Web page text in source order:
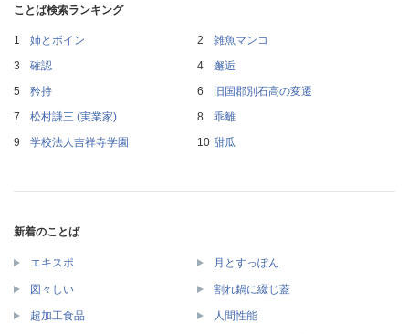
ことば検索ランキング
姉とボイン
雑魚マンコ
確認
邂逅
矜持
旧国郡別石高の変遷
松村謙三 (実業家)
乖離
学校法人吉祥寺学園
甜瓜
新着のことば
エキスポ 月とすっぽん
図々しい 割れ鍋に綴じ蓋
超加工食品 人間性能